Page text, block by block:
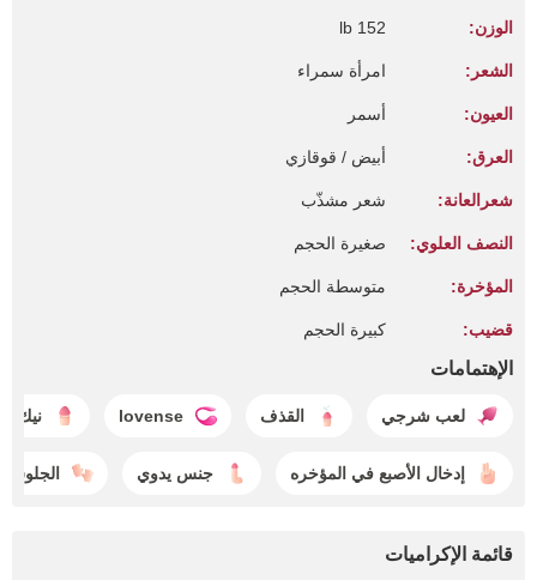
الوزن: 152 lb
الشعر: امرأة سمراء
العيون: أسمر
العرق: أبيض / قوقازي
شعرالعانة: شعر مشذّب
النصف العلوي: صغيرة الحجم
المؤخرة: متوسطة الحجم
قضيب: كبيرة الحجم
الإهتمامات
لعب شرجي القذف lovense نيك
إدخال الأصبع في المؤخره جنس يدوي الجلوس
قائمة الإكراميات